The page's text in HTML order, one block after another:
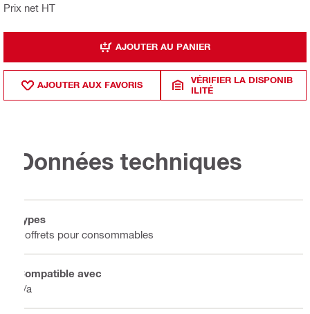
Prix net HT
AJOUTER AU PANIER
AJOUTER AUX FAVORIS
VÉRIFIER LA DISPONIB
ILITÉ
Données techniques
Types
Coffrets pour consommables
Compatible avec
n/a